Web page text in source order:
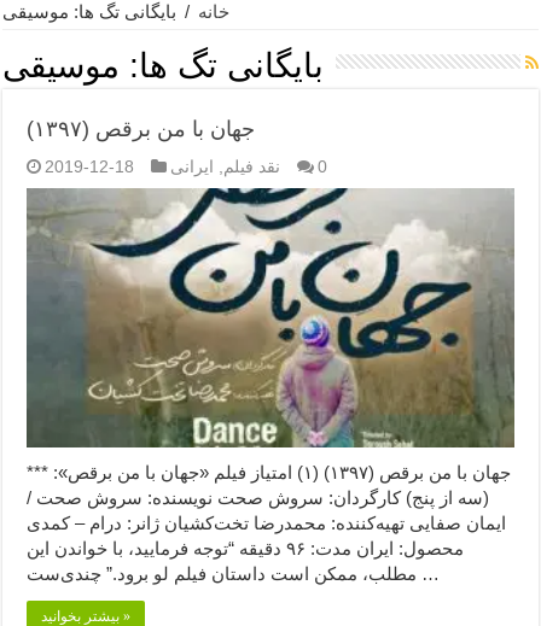
خانه / بایگانی تگ ها: موسیقی
بایگانی تگ ها: موسیقی
جهان با من برقص (۱۳۹۷)
2019-12-18 نقد فیلم ایرانی 0
جهان با من برقص (۱۳۹۷) (۱) امتیاز فیلم «جهان با من برقص»: ***
(سه از پنج) کارگردان: سروش صحت نویسنده: سروش صحت /
ایمان صفایی تهیه‌کننده: محمدرضا تخت‌کشیان ژانر: درام – کمدی
محصول: ایران مدت: ۹۶ دقیقه “توجه فرمایید،‌ با خواندن این
مطلب، ممکن است داستان فیلم لو برود.” چندی‌ست …
بیشتر بخوانید »